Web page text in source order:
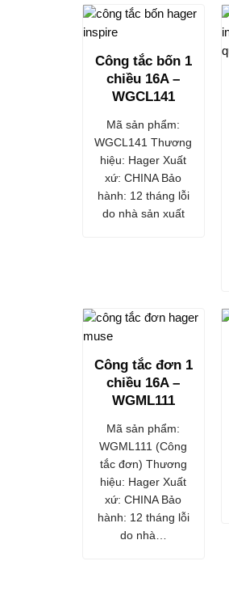
Công tắc bốn 1
chiều 16A –
WGCL141
Mã sản phẩm:
WGCL141 Thương
hiệu: Hager Xuất
xứ: CHINA Bảo
hành: 12 tháng lỗi
do nhà sản xuất
Công tắc đơn 1
chiều 16A –
WGML111
Mã sản phẩm:
WGML111 (Công
tắc đơn) Thương
hiệu: Hager Xuất
xứ: CHINA Bảo
hành: 12 tháng lỗi
do nhà…